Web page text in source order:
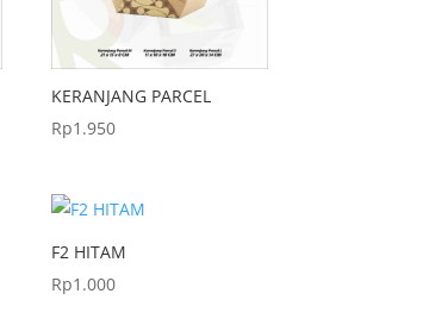
KERANJANG PARCEL
Rp1.950
F2 HITAM
Rp1.000